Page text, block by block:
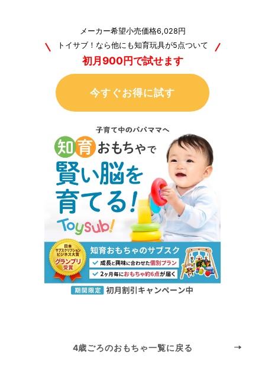
メーカー希望小売価格6,028円
トイサブ！なら他にも知育玩具が5点ついて
初月900円で試せます
今すぐお得に試す
4歳ごろのおもちゃ一覧に戻る